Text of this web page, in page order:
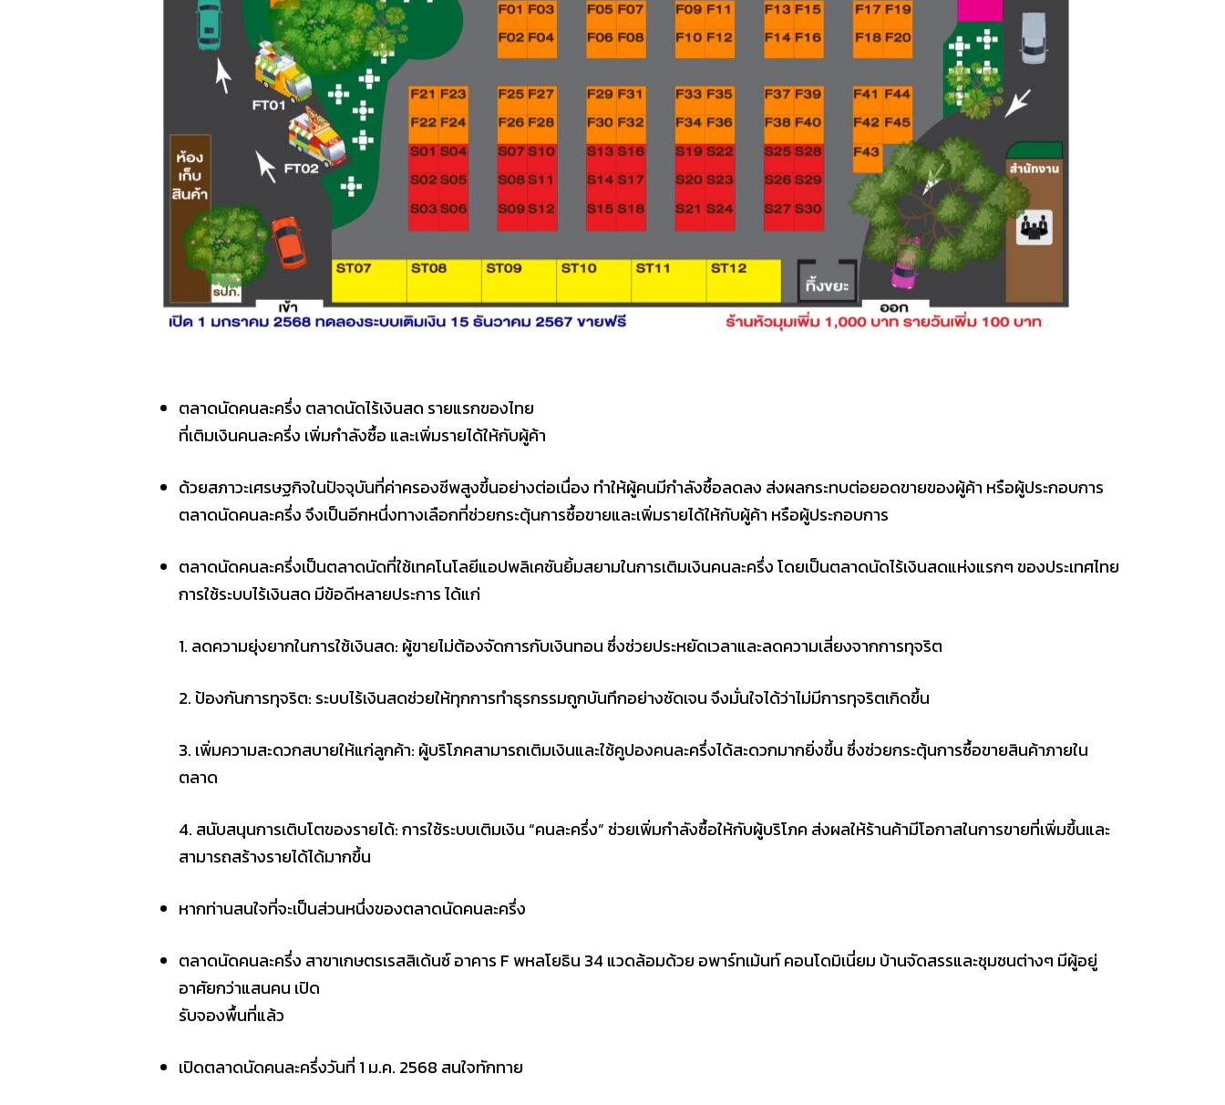
ตลาดนัดคนละครึ่ง ตลาดนัดไร้เงินสด รายแรกของไทย
ที่เติมเงินคนละครึ่ง เพิ่มกำลังซื้อ และเพิ่มรายได้ให้กับผู้ค้า
ด้วยสภาวะเศรษฐกิจในปัจจุบันที่ค่าครองชีพสูงขึ้นอย่างต่อเนื่อง ทำให้ผู้คนมีกำลังซื้อลดลง ส่งผลกระทบต่อยอดขายของผู้ค้า หรือผู้ประกอบการ
ตลาดนัดคนละครึ่ง จึงเป็นอีกหนึ่งทางเลือกที่ช่วยกระตุ้นการซื้อขายและเพิ่มรายได้ให้กับผู้ค้า หรือผู้ประกอบการ
ตลาดนัดคนละครึ่งเป็นตลาดนัดที่ใช้เทคโนโลยีแอปพลิเคชันยิ้มสยามในการเติมเงินคนละครึ่ง โดยเป็นตลาดนัดไร้เงินสดแห่งแรกๆ ของประเทศไทย
การใช้ระบบไร้เงินสด มีข้อดีหลายประการ ได้แก่
1. ลดความยุ่งยากในการใช้เงินสด: ผู้ขายไม่ต้องจัดการกับเงินทอน ซึ่งช่วยประหยัดเวลาและลดความเสี่ยงจากการทุจริต
2. ป้องกันการทุจริต: ระบบไร้เงินสดช่วยให้ทุกการทำธุรกรรมถูกบันทึกอย่างชัดเจน จึงมั่นใจได้ว่าไม่มีการทุจริตเกิดขึ้น
3. เพิ่มความสะดวกสบายให้แก่ลูกค้า: ผู้บริโภคสามารถเติมเงินและใช้คูปองคนละครึ่งได้สะดวกมากยิ่งขึ้น ซึ่งช่วยกระตุ้นการซื้อขายสินค้าภายใน
ตลาด
4. สนับสนุนการเติบโตของรายได้: การใช้ระบบเติมเงิน “คนละครึ่ง” ช่วยเพิ่มกำลังซื้อให้กับผู้บริโภค ส่งผลให้ร้านค้ามีโอกาสในการขายที่เพิ่มขึ้นและ
สามารถสร้างรายได้ได้มากขึ้น
หากท่านสนใจที่จะเป็นส่วนหนึ่งของตลาดนัดคนละครึ่ง
ตลาดนัดคนละครึ่ง สาขาเกษตรเรสสิเด้นซ์ อาคาร F พหลโยธิน 34 แวดล้อมด้วย อพาร์ทเม้นท์ คอนโดมิเนี่ยม บ้านจัดสรรและชุมชนต่างๆ มีผู้อยู่
อาศัยกว่าแสนคน เปิด
รับจองพื้นที่แล้ว
เปิดตลาดนัดคนละครึ่งวันที่ 1 ม.ค. 2568 สนใจทักทาย